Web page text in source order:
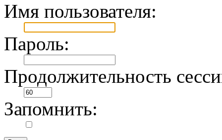
Имя пользователя:
Пароль:
Продолжительность
Запомнить: